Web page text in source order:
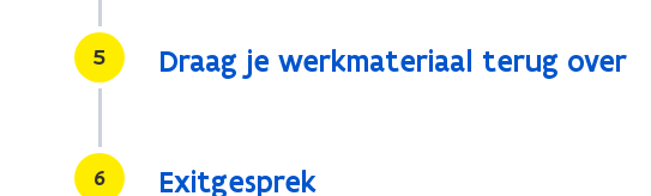
Stap
5 Draag je werkmateriaal terug over
Stap
6 Exitgesprek